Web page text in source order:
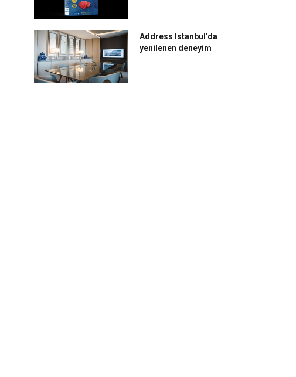
Address Istanbul'da
yenilenen deneyim